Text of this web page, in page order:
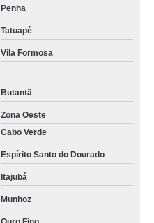
Penha
Tatuapé
Vila Formosa
Butantã
Zona Oeste
Cabo Verde
Espírito Santo do Dourado
Itajubá
Munhoz